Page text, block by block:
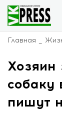
Главная
Хозяин
собаку
пишут